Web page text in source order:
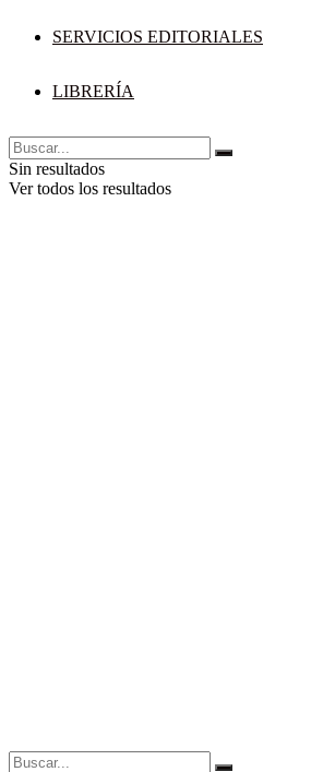
SERVICIOS EDITORIALES
LIBRERÍA
Sin resultados
Ver todos los resultados